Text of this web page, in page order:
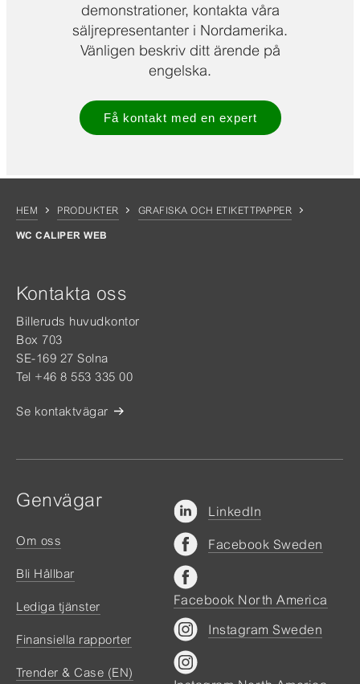
demonstrationer, kontakta våra
säljrepresentanter i Nordamerika.
Vänligen beskriv ditt ärende på
engelska.
Få kontakt med en expert
HEM PRODUKTER GRAFISKA OCH ETIKETTPAPPER
WC CALIPER WEB
Kontakta oss
Billeruds huvudkontor
Box 703
SE-169 27 Solna
Tel +46 8 553 335 00
Se kontaktvägar
Genvägar
Om oss
Bli Hållbar
Lediga tjänster
Finansiella rapporter
Trender & Case (EN)
LinkedIn
Facebook Sweden
Facebook North America
Instagram Sweden